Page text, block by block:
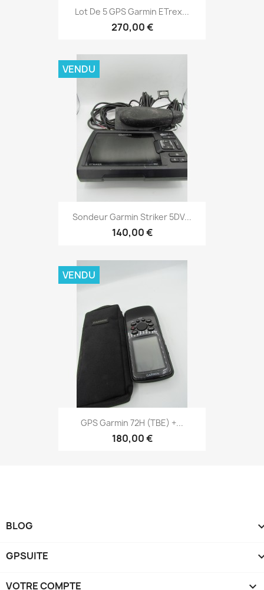
Aperçu rapide
Lot De 5 GPS Garmin ETrex...
270,00 €
Aperçu rapide
Sondeur Garmin Striker 5DV...
140,00 €
VENDU
Aperçu rapide
GPS Garmin 72H (TBE) +...
180,00 €
VENDU
BLOG
GPSUITE
VOTRE COMPTE 